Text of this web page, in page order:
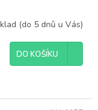
(do 5 dnů u Vás)
DO KOŠÍKU